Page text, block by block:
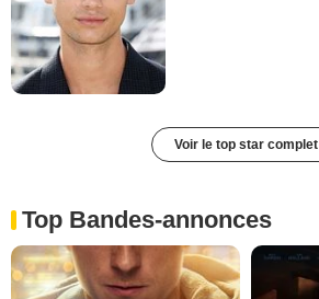
Voir le top star complet
Top Bandes-annonces